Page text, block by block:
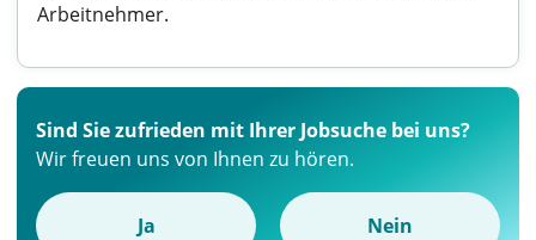
Arbeitnehmer.
Sind Sie zufrieden mit Ihrer Jobsuche bei uns?
Wir freuen uns von Ihnen zu hören.
Ja Nein